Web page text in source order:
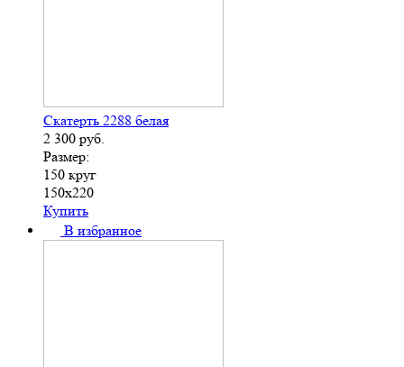
Скатерть 2288 белая
2 300 руб.
Размер:
150 круг
150х220
Купить
В избранное